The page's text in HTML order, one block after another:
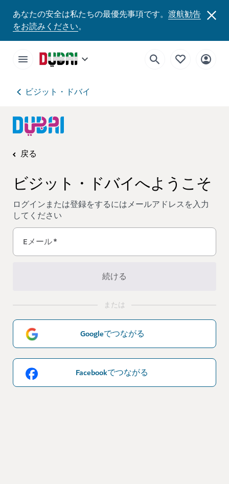
あなたの安全は私たちの最優先事項です。 渡航勧告
をお読みください。
ビジット・ドバイ
戻る
ビジット・ドバイへようこそ
ログインまたは登録をするにはメールアドレスを入力
してください
Eメール*
続ける
または
Googleでつながる
Facebookでつながる